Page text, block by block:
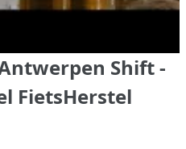
Shift -
FietsHerstel